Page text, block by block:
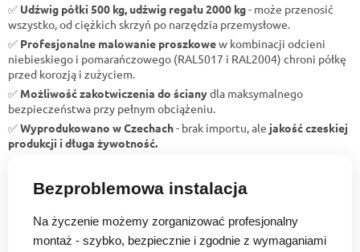
✅ Udźwig półki 500 kg, udźwig regału 2000 kg- może przenosić
wszystko, od ciężkich skrzyń po narzędzia przemysłowe.
✅ Profesjonalne malowanie proszkowew kombinacji odcieni
niebieskiego i pomarańczowego (RAL5017 i RAL2004) chroni półkę
przed korozją i zużyciem.
✅ Możliwość zakotwiczenia do ścianydla maksymalnego
bezpieczeństwa przy pełnym obciążeniu.
✅Wyprodukowano w Czechach- brak importu, ale jakość czeskiej
produkcji i długa żywotność.
Bezproblemowa instalacja
Na życzenie możemy zorganizować profesjonalny
montaż - szybko, bezpiecznie i zgodnie z wymaganiami